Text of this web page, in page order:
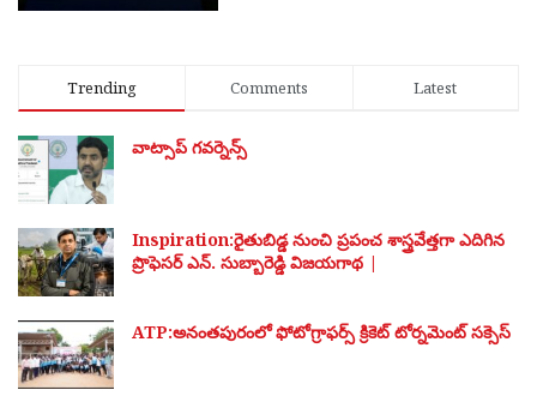
Trending Comments Latest
వాట్సాప్ గవర్నెన్స్
Inspiration:రైతుబిడ్డ నుంచి ప్రపంచ శాస్త్రవేత్తగా ఎదిగిన
ప్రొఫెసర్ ఎన్. సుబ్బారెడ్డి విజయగాథ |
ATP:అనంతపురంలో ఫోటోగ్రాఫర్స్ క్రికెట్ టోర్నమెంట్ సక్సెస్